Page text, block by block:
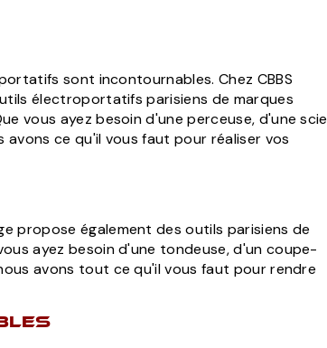
sont incontournables. Chez CBBS
électroportatifs parisiens de marques
vous ayez besoin d'une perceuse, d'une scie
avons ce qu'il vous faut pour réaliser vos
propose également des outils parisiens de
ayez besoin d'une tondeuse, d'un coupe-
avons tout ce qu'il vous faut pour rendre